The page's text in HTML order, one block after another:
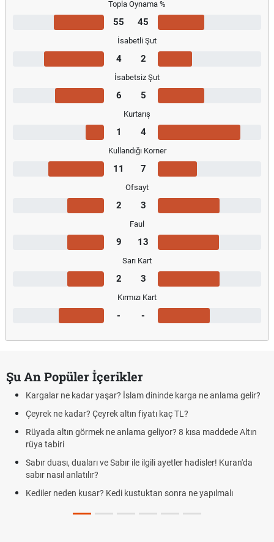
Topla Oynama %
55 45
İsabetli Şut
4 2
İsabetsiz Şut
6 5
Kurtarış
1 4
Kullandığı Korner
11 7
Ofsayt
2 3
Faul
9 13
Sarı Kart
2 3
Kırmızı Kart
- -
Şu An Popüler İçerikler
Kargalar ne kadar yaşar? İslam dininde karga ne anlama gelir?
Çeyrek ne kadar? Çeyrek altın fiyatı kaç TL?
Rüyada altın görmek ne anlama geliyor? 8 kısa maddede Altın
rüya tabiri
Sabır duası, duaları ve Sabır ile ilgili ayetler hadisler! Kuran'da
sabır nasıl anlatılır?
Kediler neden kusar? Kedi kustuktan sonra ne yapılmalı